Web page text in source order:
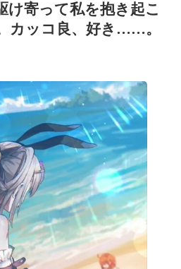
け寄って私を抱き起こ
カッコ良、好き……。